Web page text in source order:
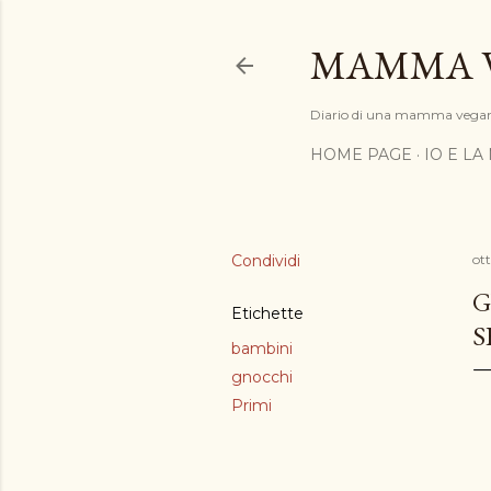
MAMMA
Diario di una mamma
HOME PAGE IO E LA
Condividi
Etichette
bambini
gnocchi
Primi